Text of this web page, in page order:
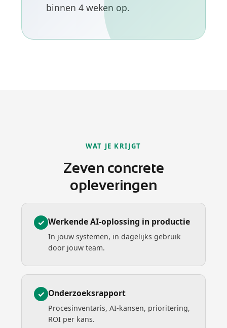
binnen 4 weken op.
WAT JE KRIJGT
Zeven concrete
opleveringen
✓ Werkende AI-oplossing in productie
In jouw systemen, in dagelijks gebruik
door jouw team.
✓ Onderzoeksrapport
Procesinventaris, AI-kansen, prioritering,
ROI per kans.